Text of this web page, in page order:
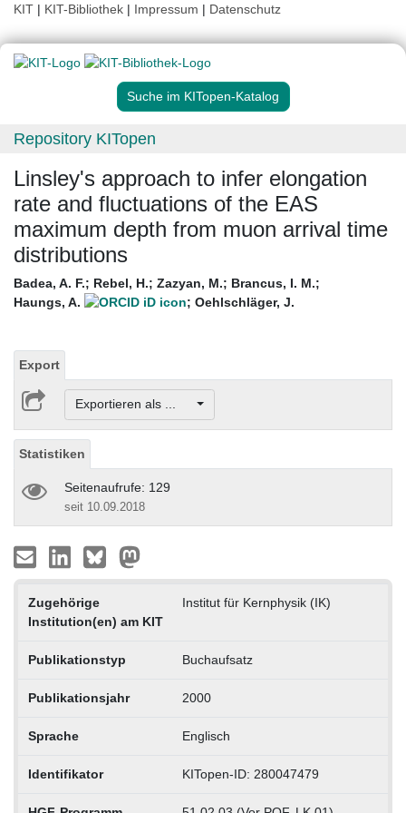
KIT | KIT-Bibliothek | Impressum | Datenschutz
Suche im KITopen-Katalog
Repository KITopen
Linsley's approach to infer elongation
rate and fluctuations of the EAS
maximum depth from muon arrival time
distributions
Badea, A. F.; Rebel, H.; Zazyan, M.; Brancus, I. M.;
Haungs, A.
; Oehlschläger, J.
Export
Exportieren als ...
Statistiken
Seitenaufrufe: 129
seit 10.09.2018
Zugehörige
Institution(en) am KIT
Institut für Kernphysik (IK)
Publikationstyp Buchaufsatz
Publikationsjahr 2000
Sprache Englisch
Identifikator KITopen-ID: 280047479